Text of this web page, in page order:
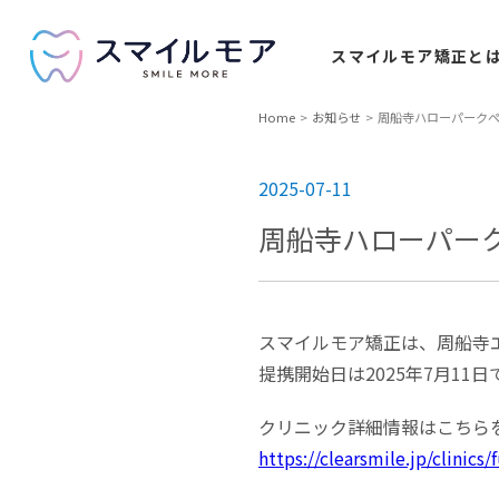
スマイルモア矯正と
Home お知らせ 周船寺ハローパーク
2025-07-11
周船寺ハローパー
スマイルモア矯正は、周船
提携開始日は2025年7月11日
クリニック詳細情報はこちら
https://clearsmile.jp/clinics/